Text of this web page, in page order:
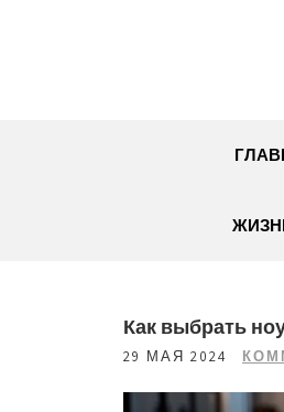
Как выбрать
29 МАЯ 2024